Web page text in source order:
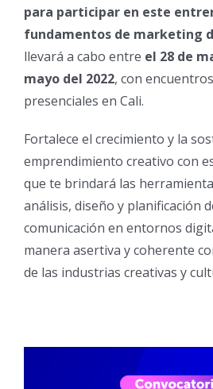
para participar en este
fundamentos de marketing
llevará a cabo entre el 28 de
mayo del 2022, con encuentros
presenciales en Cali.
Fortalece el crecimiento y la
emprendimiento creativo con
que te brindará las
análisis, diseño y planificación
comunicación en entornos
manera asertiva y coherente
de las industrias creativas y